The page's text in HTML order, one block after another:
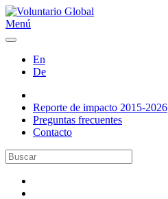
Menú
En
De
Reporte de impacto 2015-2026
Preguntas frecuentes
Contacto